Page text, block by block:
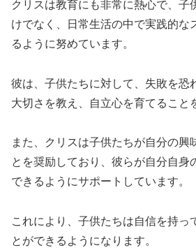
クリスは教育にも非常に熱心で、子
けでなく、日常生活の中で実践的な
るように努めています。
彼は、子供たちに対して、失敗を恐
大切さを教え、自立心を育てること
また、クリスは子供たちが自分の興
とを奨励しており、彼らが自分自身
できるようにサポートしています。
これにより、子供たちは自信を持っ
とができるようになります。